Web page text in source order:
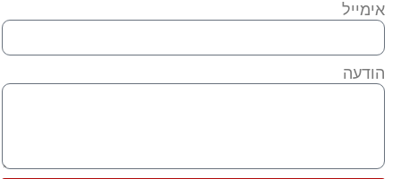
אימייל
הודעה